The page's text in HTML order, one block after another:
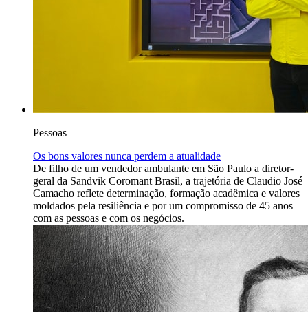
Pessoas
Os bons valores nunca perdem a atualidade
De filho de um vendedor ambulante em São Paulo a diretor-
geral da Sandvik Coromant Brasil, a trajetória de Claudio José
Camacho reflete determinação, formação acadêmica e valores
moldados pela resiliência e por um compromisso de 45 anos
com as pessoas e com os negócios.